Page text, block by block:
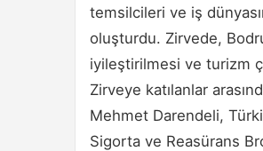
temsilcileri ve iş
oluşturdu. Zirvede,
iyileştirilmesi ve turizm
Zirveye katılanlar
Mehmet Darendeli,
Sigorta ve Reasürans